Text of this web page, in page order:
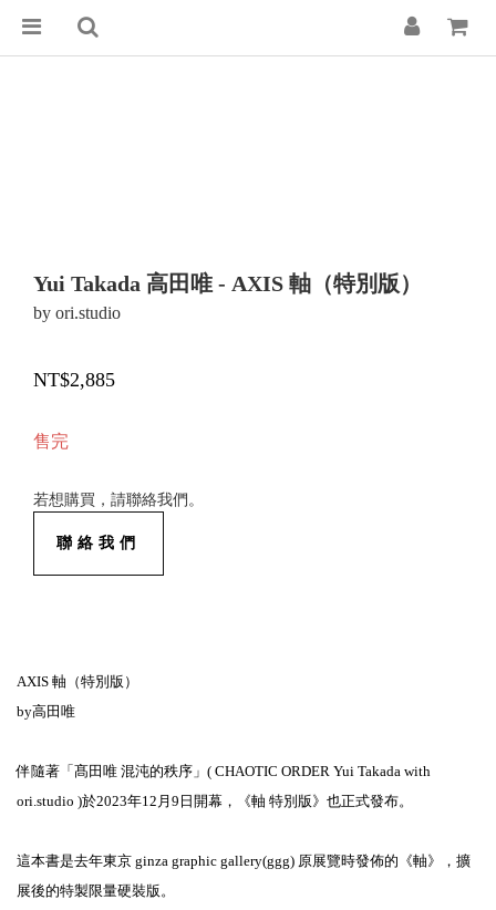
Yui Takada 高田唯 - AXIS 軸（特別版）
by ori.studio
NT$2,885
售完
若想購買，請聯絡我們。
聯絡我們
AXIS 軸（特別版）
by高田唯
伴隨著「髙田唯 混沌的秩序」( CHAOTIC ORDER Yui Takada with
ori.studio )於2023年12月9日開幕，《軸 特別版》也正式發布。
這本書是去年東京 ginza graphic gallery(ggg) 原展覽時發佈的《軸》，擴
展後的特製限量硬裝版。